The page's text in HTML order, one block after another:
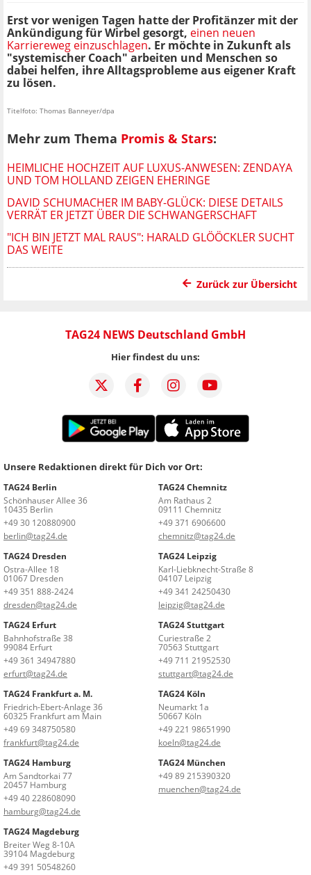
Erst vor wenigen Tagen hatte der Profitänzer mit der
Ankündigung für Wirbel gesorgt, einen neuen
Karriereweg einzuschlagen. Er möchte in Zukunft als
"systemischer Coach" arbeiten und Menschen so
dabei helfen, ihre Alltagsprobleme aus eigener Kraft
zu lösen.
Titelfoto: Thomas Banneyer/dpa
Mehr zum Thema Promis & Stars:
HEIMLICHE HOCHZEIT AUF LUXUS-ANWESEN: ZENDAYA
UND TOM HOLLAND ZEIGEN EHERINGE
DAVID SCHUMACHER IM BABY-GLÜCK: DIESE DETAILS
VERRÄT ER JETZT ÜBER DIE SCHWANGERSCHAFT
"ICH BIN JETZT MAL RAUS": HARALD GLÖÖCKLER SUCHT
DAS WEITE
Zurück zur Übersicht
TAG24 NEWS Deutschland GmbH
Hier findest du uns:
Unsere Redaktionen direkt für Dich vor Ort:
TAG24 Berlin
Schönhauser Allee 36
10435 Berlin
+49 30 120880900
berlin@tag24.de
TAG24 Chemnitz
Am Rathaus 2
09111 Chemnitz
+49 371 6906600
chemnitz@tag24.de
TAG24 Dresden
Ostra-Allee 18
01067 Dresden
+49 351 888-2424
dresden@tag24.de
TAG24 Leipzig
Karl-Liebknecht-Straße 8
04107 Leipzig
+49 341 24250430
leipzig@tag24.de
TAG24 Erfurt
Bahnhofstraße 38
99084 Erfurt
+49 361 34947880
erfurt@tag24.de
TAG24 Stuttgart
Curiestraße 2
70563 Stuttgart
+49 711 21952530
stuttgart@tag24.de
TAG24 Frankfurt a. M.
Friedrich-Ebert-Anlage 36
60325 Frankfurt am Main
+49 69 348750580
frankfurt@tag24.de
TAG24 Köln
Neumarkt 1a
50667 Köln
+49 221 98651990
koeln@tag24.de
TAG24 Hamburg
Am Sandtorkai 77
20457 Hamburg
+49 40 228608090
hamburg@tag24.de
TAG24 München
+49 89 215390320
muenchen@tag24.de
TAG24 Magdeburg
Breiter Weg 8-10A
39104 Magdeburg
+49 391 50548260